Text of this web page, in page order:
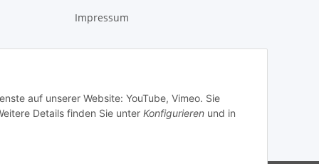
auf unserer Website: YouTube, Vimeo. Sie
Details finden Sie unter Konfigurieren und in
Impressum